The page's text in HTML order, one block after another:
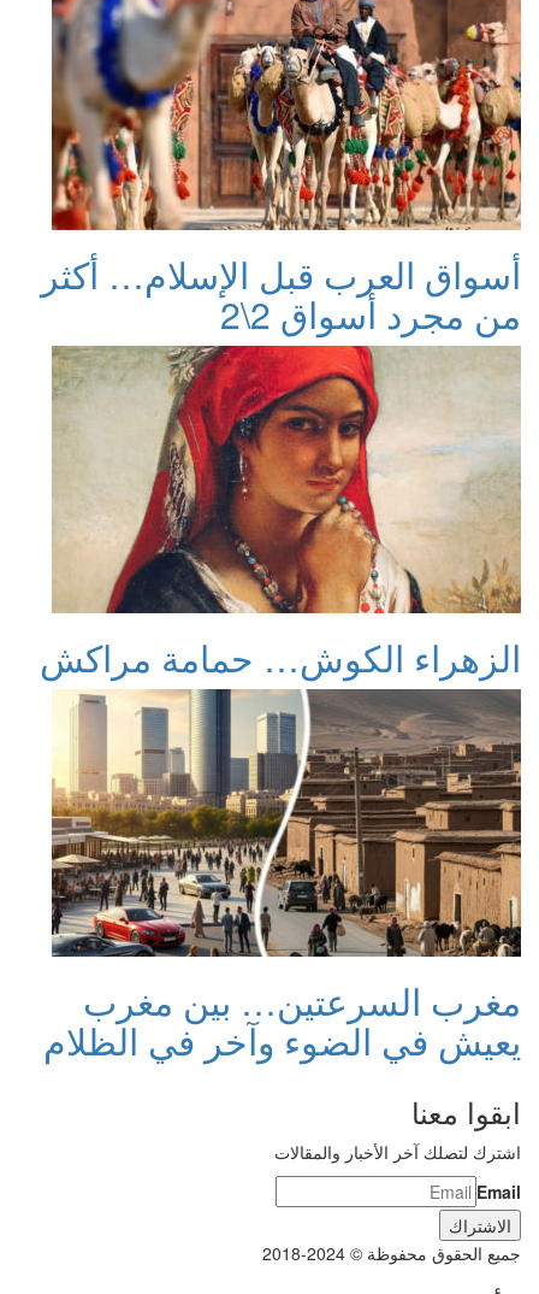
أسواق العرب قبل الإسلام… أكثر
من مجرد أسواق 2\2
الزهراء الكوش… حمامة مراكش
مغرب السرعتين… بين مغرب
يعيش في الضوء وآخر في الظلام
ابقوا معنا
اشترك لتصلك آخر الأخبار والمقالات
Email
جميع الحقوق محفوظة © 2024-2018